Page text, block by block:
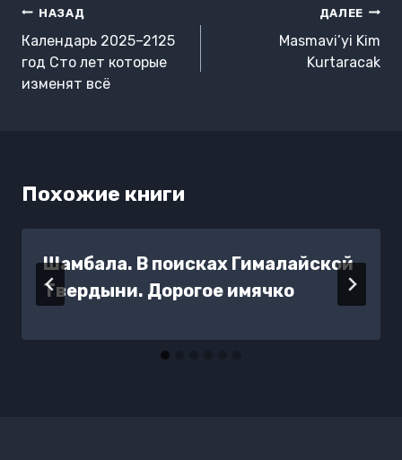
Навигация
по
записям
НАЗАД
Календарь 2025–2125
год Сто лет которые
изменят всё
ДАЛЕЕ
Masmavi’yi Kim
Kurtaracak
Похожие книги
Шамбала. В поисках Гималайской
Твердыни. Дорогое имячко